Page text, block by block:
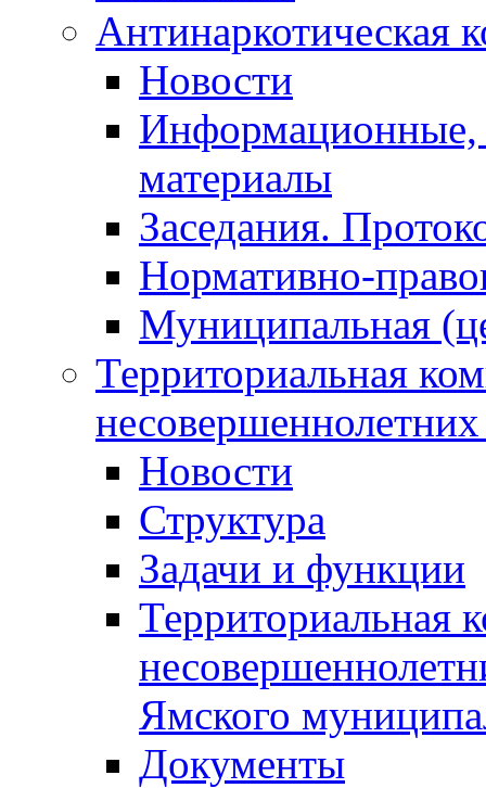
Антинаркотическая
Новости
Информационные,
материалы
Заседания.
Нормативно-
Муниципальная
Территориальная
Новости
Структура
Задачи и функции
Территориальная
Ямского
Документы